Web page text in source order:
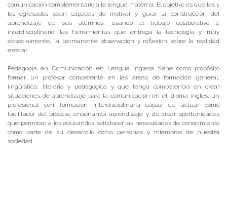
comunicación complementario a la lengua materna. El objetivo es que las y
los egresados sean capaces de motivar y guiar la construcción del
aprendizaje de sus alumnos, usando el trabajo colaborativo e
interdisciplinario, las herramientas que entrega la tecnología y, muy
especialmente, la permanente observación y reflexión sobre la realidad
escolar.
Pedagogía en Comunicación en Lengua Inglesa tiene como propósito
formar un profesor competente en las áreas de formación general,
lingüística, literaria y pedagógica y que tenga competencia en crear
situaciones de aprendizaje para la comunicación en el idioma inglés, un
profesional con formación interdisciplinaria capaz de actuar como
facilitador del proceso enseñanza-aprendizaje y de crear oportunidades
que permitan a los educandos satisfacer las necesidades de conocimiento
como parte de su desarrollo como personas y miembros de nuestra
sociedad.